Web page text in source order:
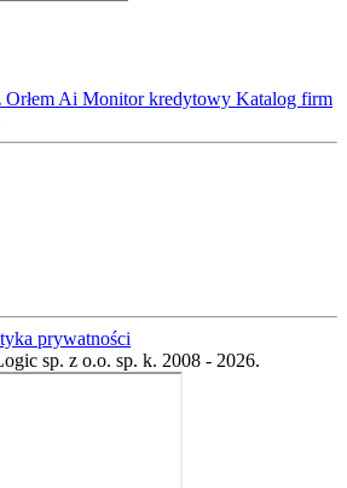
Orłem Ai Monitor kredytowy Katalog firm
prywatności
sp. z o.o. sp. k. 2008 - 2026.